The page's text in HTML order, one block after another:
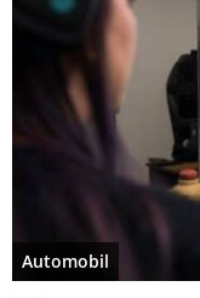
Automobil